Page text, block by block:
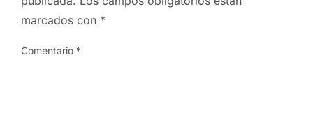
marcados con *
Comentario *